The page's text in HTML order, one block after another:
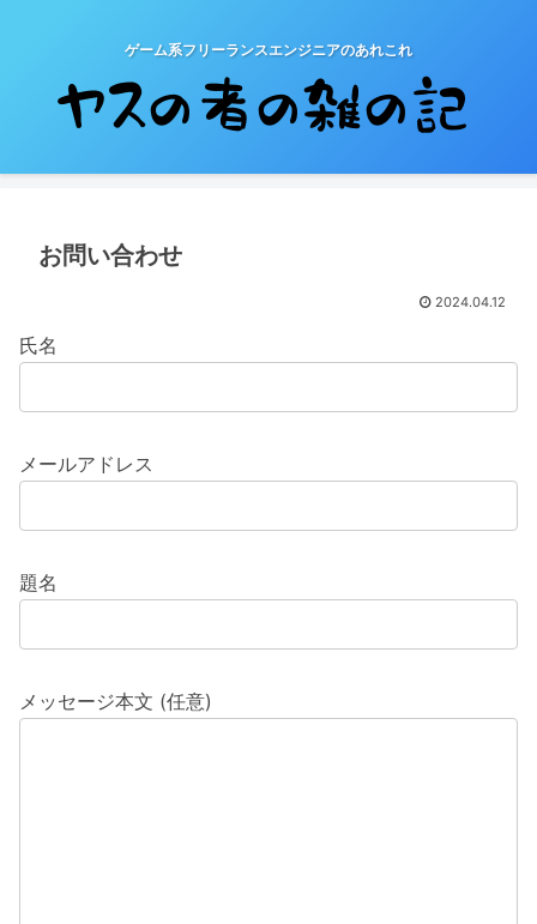
ゲーム系フリーランスエンジニアのあれこれ
お問い合わせ
2024.04.12
氏名
メールアドレス
題名
メッセージ本文 (任意)